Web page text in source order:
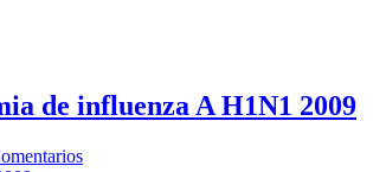
de influenza A H1N1 2009